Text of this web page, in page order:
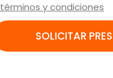
términos y condiciones